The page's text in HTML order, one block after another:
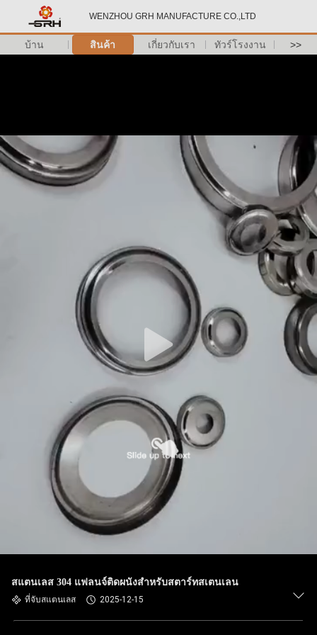
WENZHOU GRH MANUFACTURE CO.,LTD
บ้าน สินค้า เกี่ยวกับเรา ทัวร์โรงงาน >>
สแตนเลส 304 แฟลนจ์ติดผนังสําหรับสตาร์ทสเตนเลน
ที่จับสแตนเลส 2025-12-15